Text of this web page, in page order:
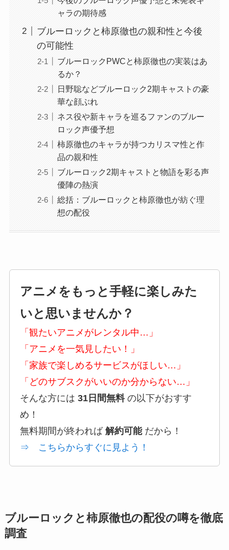
ャラの期待感
ブルーロックと柿原徹也の親和性と今後
の可能性
ブルーロックPWCと柿原徹也の実装はあ
るか？
日野聡などブルーロック2期キャストの豪
華な顔ぶれ
ネス役や新キャラを巡るファンのブルー
ロック声優予想
柿原徹也のキャラが持つカリスマ性と作
品の親和性
ブルーロック2期キャストと物語を彩る声
優陣の熱演
総括：ブルーロックと柿原徹也が紡ぐ理
想の配役
アニメをもっと手軽に楽しみた
いと思いませんか？
「観たいアニメがレンタル中…」
「アニメを一気見したい！」
「家族で楽しめるサービスがほしい…」
「どのサブスクがいいのか分からない…」
そんな方には 31日間無料の以下がおすす
め！
無料期間が終われば 解約可能だから！
⇒ こちらからすぐに見よう！
ブルーロックと柿原徹也の配役の噂を徹底
調査